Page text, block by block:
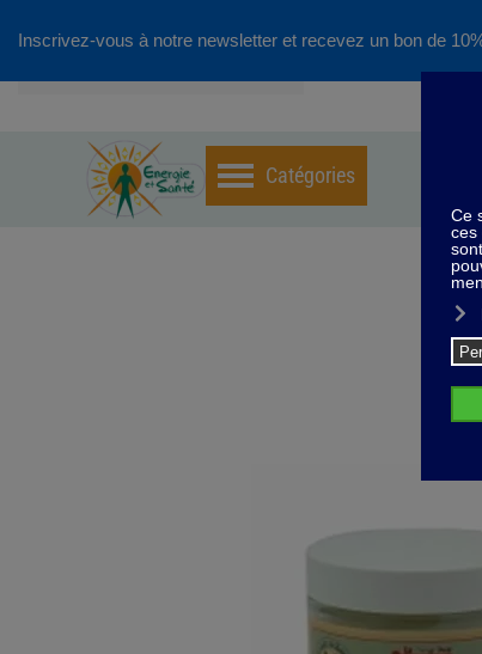
Inscrivez-vous à notre newsletter et recevez un bon de